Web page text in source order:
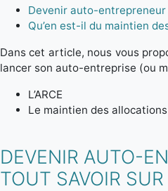
Devenir auto-entrepreneur
Qu’en est-il du maintien
Dans cet article, nous vous
lancer son auto-entreprise (ou
L’ARCE
Le maintien des
DEVENIR AUTO-
TOUT SAVOIR SUR